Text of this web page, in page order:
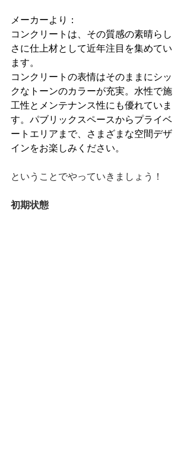
メーカーより：
コンクリートは、その質感の素晴らし
さに仕上材として近年注目を集めてい
ます。
コンクリートの表情はそのままにシッ
クなトーンのカラーが充実。水性で施
工性とメンテナンス性にも優れていま
す。パブリックスペースからプライベ
ートエリアまで、さまざまな空間デザ
インをお楽しみください。
ということでやっていきましょう！
初期状態